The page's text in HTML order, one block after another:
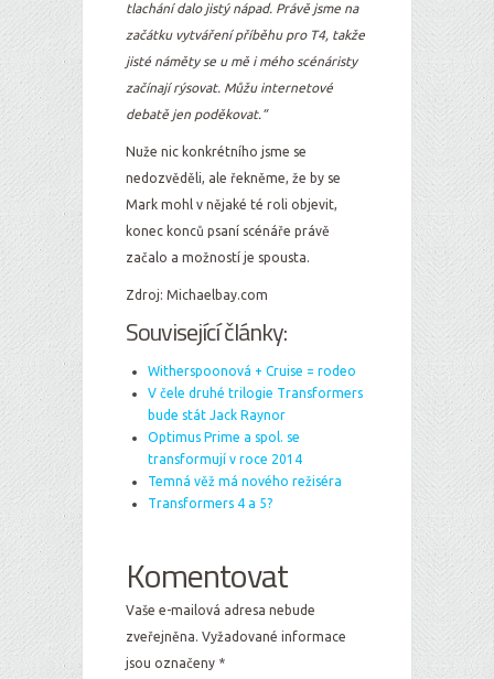
tlachání dalo jistý nápad. Právě jsme na
začátku vytváření příběhu pro T4, takže
jisté náměty se u mě i mého scénáristy
začínají rýsovat. Můžu internetové
debatě jen poděkovat.“
Nuže nic konkrétního jsme se
nedozvěděli, ale řekněme, že by se
Mark mohl v nějaké té roli objevit,
konec konců psaní scénáře právě
začalo a možností je spousta.
Zdroj: Michaelbay.com
Související články:
Witherspoonová + Cruise = rodeo
V čele druhé trilogie Transformers
bude stát Jack Raynor
Optimus Prime a spol. se
transformují v roce 2014
Temná věž má nového režiséra
Transformers 4 a 5?
Komentovat
Vaše e-mailová adresa nebude
zveřejněna. Vyžadované informace
jsou označeny *